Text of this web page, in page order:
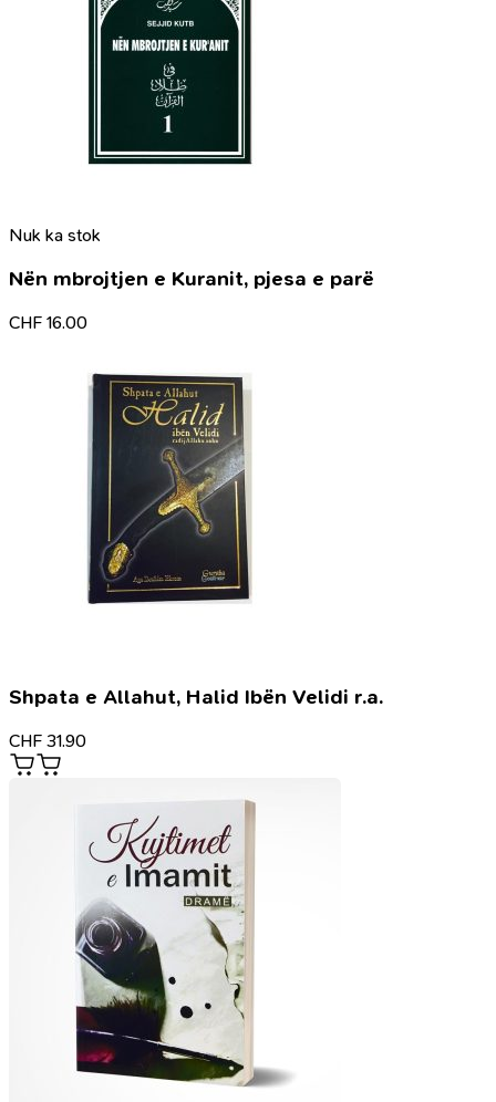
Nuk ka stok
Nën mbrojtjen e Kuranit, pjesa e parë
CHF 16.00
Shpata e Allahut, Halid Ibën Velidi r.a.
CHF 31.90